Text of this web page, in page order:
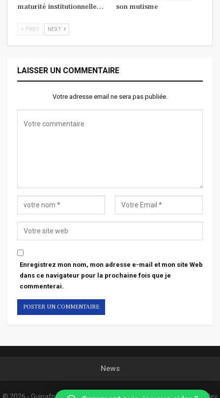
maturité institutionnelle…
son mutisme
PREV NEXT
LAISSER UN COMMENTAIRE
Votre adresse email ne sera pas publiée.
Enregistrez mon nom, mon adresse e-mail et mon site Web
dans ce navigateur pour la prochaine fois que je
commenterai.
News